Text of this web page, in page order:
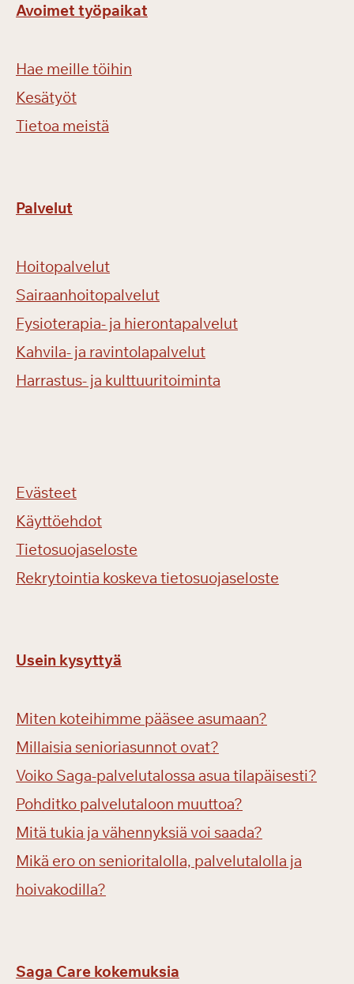
Avoimet työpaikat
Hae meille töihin
Kesätyöt
Tietoa meistä
Palvelut
Hoitopalvelut
Sairaanhoitopalvelut
Fysioterapia- ja hierontapalvelut
Kahvila- ja ravintolapalvelut
Harrastus- ja kulttuuritoiminta
Evästeet
Käyttöehdot
Tietosuojaseloste
Rekrytointia koskeva tietosuojaseloste
Usein kysyttyä
Miten koteihimme pääsee asumaan?
Millaisia senioriasunnot ovat?
Voiko Saga-palvelutalossa asua tilapäisesti?
Pohditko palvelutaloon muuttoa?
Mitä tukia ja vähennyksiä voi saada?
Mikä ero on senioritalolla, palvelutalolla ja
hoivakodilla?
Saga Care kokemuksia